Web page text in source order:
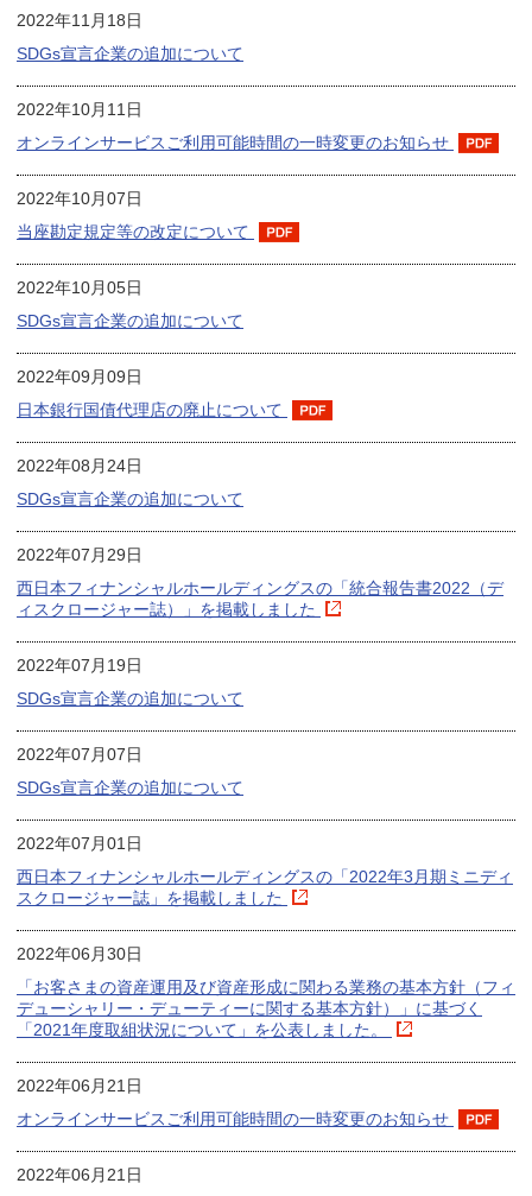
2022年11月18日
SDGs宣言企業の追加について
2022年10月11日
オンラインサービスご利用可能時間の一時変更のお知らせ
2022年10月07日
当座勘定規定等の改定について
2022年10月05日
SDGs宣言企業の追加について
2022年09月09日
日本銀行国債代理店の廃止について
2022年08月24日
SDGs宣言企業の追加について
2022年07月29日
西日本フィナンシャルホールディングスの「統合報告書2022（デ
ィスクロージャー誌）」を掲載しました
2022年07月19日
SDGs宣言企業の追加について
2022年07月07日
SDGs宣言企業の追加について
2022年07月01日
西日本フィナンシャルホールディングスの「2022年3月期ミニディ
スクロージャー誌」を掲載しました
2022年06月30日
「お客さまの資産運用及び資産形成に関わる業務の基本方針（フィ
デューシャリー・デューティーに関する基本方針）」に基づく
「2021年度取組状況について」を公表しました。
2022年06月21日
オンラインサービスご利用可能時間の一時変更のお知らせ
2022年06月21日